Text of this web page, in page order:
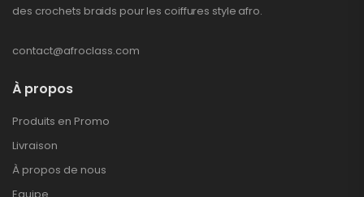
des crochets braids pour les coiffures style afro.
contact@afroclass.com
À propos
Produits en Promo
Livraison
À propos de nous